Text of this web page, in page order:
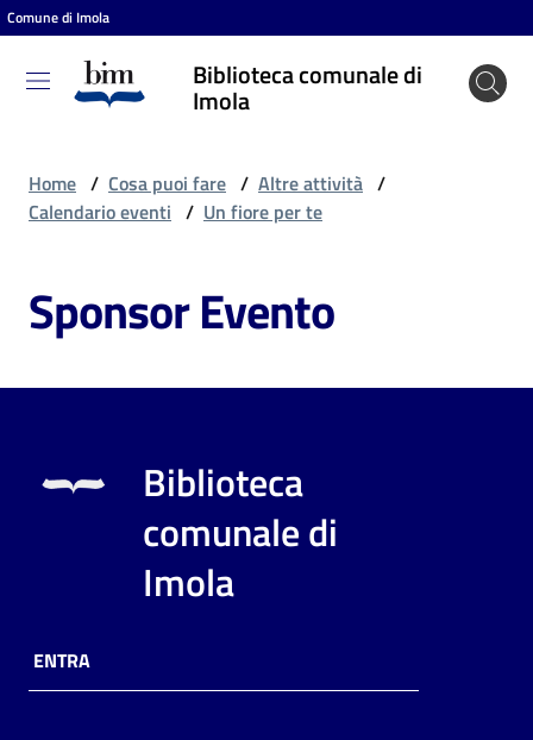
Vai al contenuto
Vai alla navigazione
Vai al footer
Comune di Imola
Biblioteca comunale di
Imola
Biblioteca
comunale
puoi
Risorse
online
Home / Cosa puoi fare / Altre attività /
Calendario eventi / Un fiore per te
Sponsor Evento
Biblioteca
comunale di
Imola
ENTRA